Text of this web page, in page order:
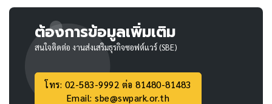
ต้องการข้อมูลเพิ่มเติม
สนใจติดต่อ งานส่งเสริมธุรกิจซอฟต์แวร์ (SBE)
โทร: 02-583-9992 ต่อ 81480-81483
Email: sbe@swpark.or.th